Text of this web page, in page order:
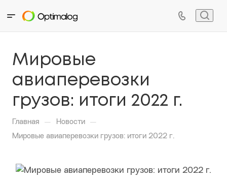
Мировые
авиаперевозки
грузов: итоги 2022 г.
Главная — Новости —
Мировые авиаперевозки грузов: итоги 2022 г.